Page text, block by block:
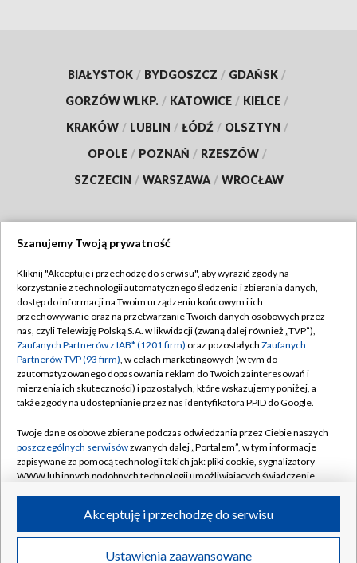
BIAŁYSTOK / BYDGOSZCZ / GDAŃSK /
GORZÓW WLKP. / KATOWICE / KIELCE /
KRAKÓW / LUBLIN / ŁÓDŹ / OLSZTYN /
OPOLE / POZNAŃ / RZESZÓW /
SZCZECIN / WARSZAWA / WROCŁAW
TVP
Abonament TVP
Emisja w TVP
Centrum informacji TVP
Naziemna Telewizja Cyfrowa
Rada Programowa
System NOS
Informacje o nadawcy
Program dla prasy
Regulamin TVP
Polityka prywatności
Moje zgody
Pomoc
Kontakt
Kanały
©2026 Telewizja Polska S.A. w likwidacji
Szanujemy Twoją prywatność
Kliknij "Akceptuję i przechodzę do serwisu", aby wyrazić zgody na
korzystanie z technologii automatycznego śledzenia i zbierania danych,
dostęp do informacji na Twoim urządzeniu końcowym i ich
przechowywanie oraz na przetwarzanie Twoich danych osobowych przez
nas, czyli Telewizję Polską S.A. w likwidacji (zwaną dalej również „TVP”),
Zaufanych Partnerów z IAB* (1201 firm) oraz pozostałych Zaufanych
Partnerów TVP (93 firm), w celach marketingowych (w tym do
zautomatyzowanego dopasowania reklam do Twoich zainteresowań i
mierzenia ich skuteczności) i pozostałych, które wskazujemy poniżej, a
także zgody na udostępnianie przez nas identyfikatora PPID do Google.
Twoje dane osobowe zbierane podczas odwiedzania przez Ciebie naszych
poszczególnych serwisówzwanych dalej „Portalem”, w tym informacje
zapisywane za pomocą technologii takich jak: pliki cookie, sygnalizatory
WWW lub innych podobnych technologii umożliwiających świadczenie
ruchu w Internecie.
Twoje dane osobowe zbierane podczas odwiedzania przez Ciebie
Ustawienia zaawansowane
Akceptuję i przechodzę do serwisu